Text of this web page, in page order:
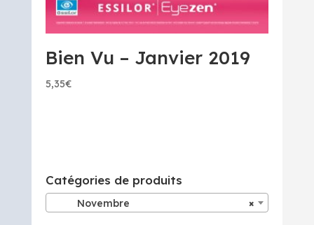
Bien Vu – Janvier 2019
5,35€
Catégories de produits
×
Novembre